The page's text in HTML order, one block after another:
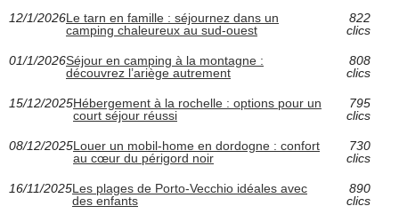
12/1/2026Le tarn en famille : séjournez dans un
camping chaleureux au sud-ouest
822
clics
01/1/2026Séjour en camping à la montagne :
découvrez l’ariège autrement
808
clics
15/12/2025Hébergement à la rochelle : options pour un
court séjour réussi
795
clics
08/12/2025Louer un mobil-home en dordogne : confort
au cœur du périgord noir
730
clics
16/11/2025Les plages de Porto-Vecchio idéales avec
des enfants
890
clics